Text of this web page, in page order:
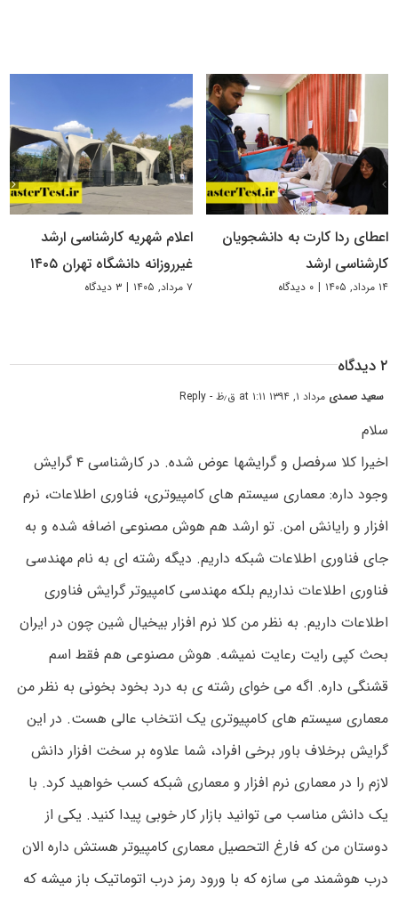
اعطای ردا کارت به دانشجویان
کارشناسی ارشد
۱۴ مرداد, ۱۴۰۵ | ۰ دیدگاه
اعلام شهریه کارشناسی ارشد
غیرروزانه دانشگاه تهران ۱۴۰۵
۷ مرداد, ۱۴۰۵ | ۳ دیدگاه
۲ دیدگاه
سعید صمدی مرداد ۱, ۱۳۹۴ at ۱:۱۱ ق٫ظ - Reply
سلام
اخیرا کلا سرفصل و گرایشها عوض شده. در کارشناسی ۴ گرایش
وجود داره: معماری سیستم های کامپیوتری، فناوری اطلاعات، نرم
افزار و رایانش امن. تو ارشد هم هوش مصنوعی اضافه شده و به
جای فناوری اطلاعات شبکه داریم. دیگه رشته ای به نام مهندسی
فناوری اطلاعات نداریم بلکه مهندسی کامپیوتر گرایش فناوری
اطلاعات داریم. به نظر من کلا نرم افزار بیخیال شین چون در ایران
بحث کپی رایت رعایت نمیشه. هوش مصنوعی هم فقط اسم
قشنگی داره. اگه می خوای رشته ی به درد بخود بخونی به نظر من
معماری سیستم های کامپیوتری یک انتخاب عالی هست. در این
گرایش برخلاف باور برخی افراد، شما علاوه بر سخت افزار دانش
لازم را در معماری نرم افزار و معماری شبکه کسب خواهید کرد. با
یک دانش مناسب می توانید بازار کار خوبی پیدا کنید. یکی از
دوستان من که فارغ التحصیل معماری کامپیوتر هستش داره الان
درب هوشمند می سازه که با ورود رمز درب اتوماتیک باز میشه که